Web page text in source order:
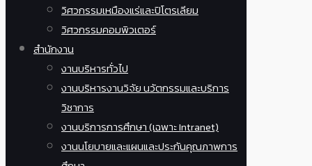
วิศวกรรมเหมืองแร่และปิโตรเลียม
วิศวกรรมคอมพิวเตอร์
สำนักงาน
งานบริหารทั่วไป
งานบริหารงานวิจัย นวัตกรรมและบริการ
วิชาการ
งานบริการการศึกษา (เฉพาะ Intranet)
งานนโยบายและแผนและประกันคุณภาพการ